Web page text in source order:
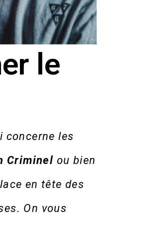
le
concerne les
Criminel ou bien
en tête des
On vous